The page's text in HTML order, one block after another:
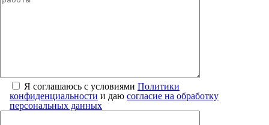
Я соглашаюсь с условиями Политики
конфиденциальности и даю согласие на обработку
персональных данных